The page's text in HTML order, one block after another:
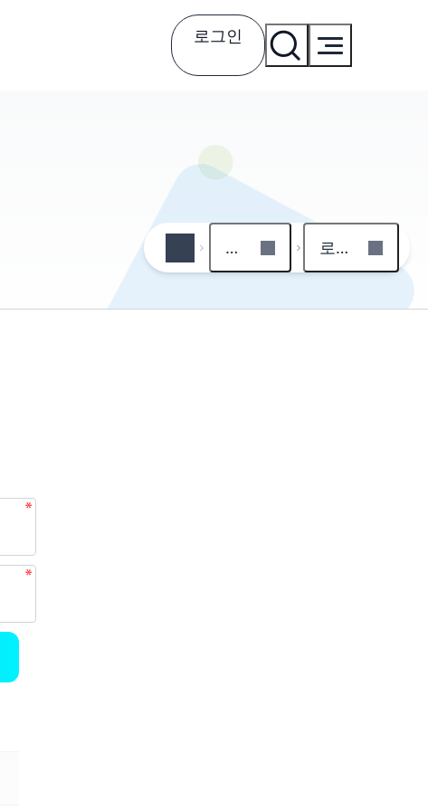
로그인
회원 로그인